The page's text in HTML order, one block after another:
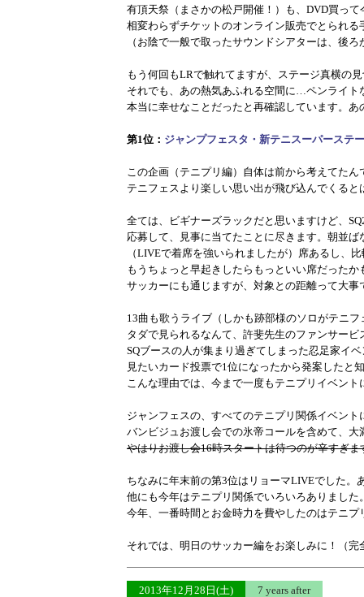
有頂天祭（まさかの松戸開催！）も、DVD買っ
相変わらずチケットのオンライン販売でとられ
（お陰で一般で取ったサウンドシアターは、後
もう何回もLRで触れてますが、ステージ真横の
それでも、あの熱気あふれる空間に…ペンライト
本当に幸せなことだったと再確認しています。
第1位： ジャンプフェスタ・新テニスーパーステ
この企画（テニプリ編）自体は前から考えてた
テニフェスより楽しい思い出が飛び込んでくると
全ては、ビギナーズラックだと思いますけど、
応募して、見事に当てたことに尽きます。朝並ば
（LIVEで着席を強いられましたが）席あるし、
もうちょっと早起きしたらもっといい席だった
サッカーにも通じますが、対象との距離って大事
13曲も歌うライブ（しかも跡部様のソロがテニ
タダで見られるなんて、許斐先生のファンサービ
SQブースの人が集まり過ぎてしまった忍足家イ
見たいカード投票で1位になったから発案したと
こんな理由では、今まで一度もテニプリイベン
ジャンフェスの、すべてのテニプリ関係イベン
バンビジュお渡し会での氷帝コールを含めて、大
やはりお渡し会16時スタートは待つのが辛すぎま
ちなみに年末前の第3位はリョーマLIVEでした。
他にも今年はテニプリ関係でいろいろありました
今年、一番時間とお金時力を費やしたのはテニプ
それでは、明日のサッカー編をお楽しみに！（完
2013年12月28日(土) 7 years after